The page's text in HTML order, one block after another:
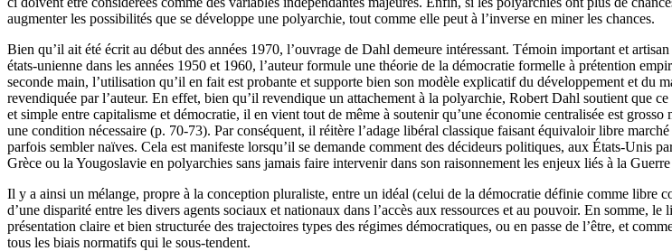
augmenter les possibilités que se développe une polyarchie, tout comme elle peut à l’inverse en miner les chances.
Bien qu’il ait été écrit au début des années 1970, l’ouvrage de Dahl demeure intéressant. Témoin important et
états-unienne dans les années 1950 et 1960, l’auteur formule une théorie de la démocratie formelle à prétention
seconde main, l’utilisation qu’il en fait est probante et supporte bien son modèle explicatif du développement et
revendiquée par l’auteur. En effet, bien qu’il revendique un attachement à la polyarchie, Robert Dahl soutient que
et simple entre capitalisme et démocratie, il en vient tout de même à soutenir qu’une économie centralisée est
une condition nécessaire (p. 70-73). Par conséquent, il réitère l’adage libéral classique faisant équivaloir libre
parfois sembler naïves. Cela est manifeste lorsqu’il se demande comment des décideurs politiques, aux États-Unis
Grèce ou la Yougoslavie en polyarchies sans jamais faire intervenir dans son raisonnement les enjeux liés à la
Il y a ainsi un mélange, propre à la conception pluraliste, entre un idéal (celui de la démocratie définie comme libre
d’une disparité entre les divers agents sociaux et nationaux dans l’accès aux ressources et au pouvoir. En somme, le
présentation claire et bien structurée des trajectoires types des régimes démocratiques, ou en passe de l’être, et
tous les biais normatifs qui le sous-tendent.